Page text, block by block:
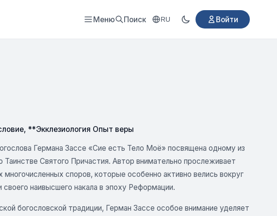
Меню Поиск RU Войти
, **Экклезиология Опыт веры
Германа Зассе «Сие есть Тело Моё» посвящена одному из
Святого Причастия. Автор внимательно прослеживает
споров, которые особенно активно велись вокруг
своего наивысшего накала в эпоху Реформации.
богословской традиции, Герман Зассе особое внимание уделяет